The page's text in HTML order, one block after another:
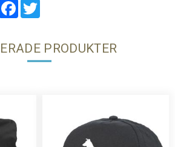
Facebook
PRODUKTER